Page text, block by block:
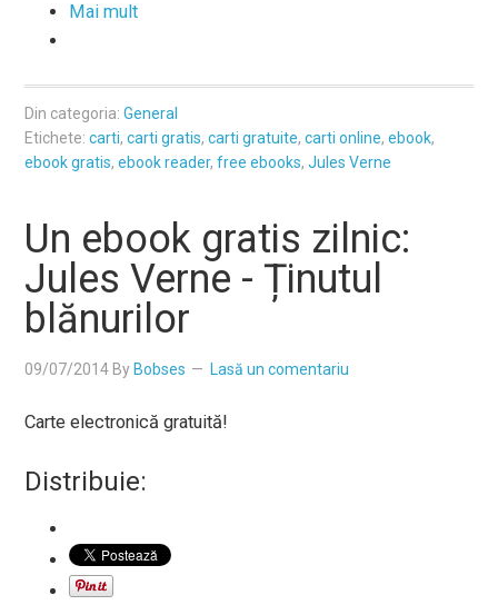
Mai mult
Din categoria:General
Etichete:carti,carti gratis,carti gratuite,carti online,ebook,
ebook gratis,ebook reader,free ebooks,Jules Verne
Un ebook gratis zilnic:
Jules Verne - Ținutul
blănurilor
09/07/2014 By Bobses Lasă un comentariu
Carte electronică gratuită!
Distribuie: